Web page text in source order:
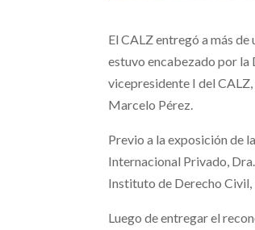
El CALZ entregó a más
estuvo encabezado por
vicepresidente I del
Marcelo Pérez.
Previo a la exposición de
Internacional Privado,
Instituto de Derecho
Luego de entregar el